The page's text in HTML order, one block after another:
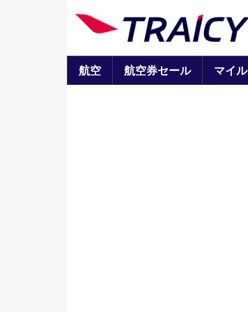
航空 航空券セール マイル